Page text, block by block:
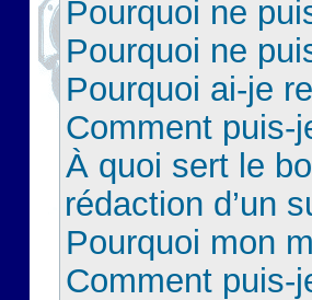
Pourquoi ne
Pourquoi ne
Pourquoi ai-je
Comment puis-
À quoi sert le
rédaction d’un
Pourquoi mon
Comment puis-